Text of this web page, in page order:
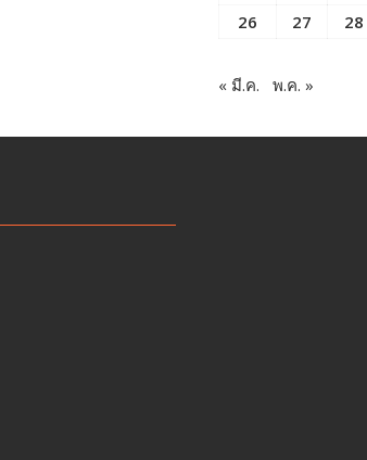
26
27 28
« มี.ค. พ.ค. »